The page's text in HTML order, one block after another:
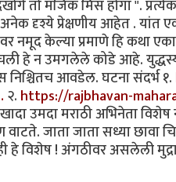
तो मॅजिक मिस होगा ".
दृश्ये प्रेक्षणीय आहेत . यांत
नमूद केल्या प्रमाणे हि कथा
हे न उमगलेले कोडे आहे.
आवडेल. घटना संदर्भ १.
२.https://rajbhavan-
उमदा मराठी अभिनेता
जाता जाता सध्या छावा
हे विशेष ! अंगठीवर असलेली